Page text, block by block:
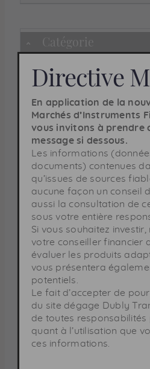
Masquer
Catégorie
OPC Actions
OPC Diversifiés
OPC Obligataires
Masquer
Echelle de risque
Risque le plus
faible
1 2 3 4 5
Masquer
Horizon de
Très court terme
Court terme
Directive
En application de la
Marchés d’Instruments
vous invitons à prendre
message si dessous.
Les informations
documents) contenues
qu’issues de sources
aucune façon un conseil
aussi la consultation de
sous votre entière
Si vous souhaitez
votre conseiller financier
évaluer les produits
vous présentera
potentiels.
Le fait d’accepter de
du site dégage Dubly
de toutes responsabilités
quant à l’utilisation que
ces informations.